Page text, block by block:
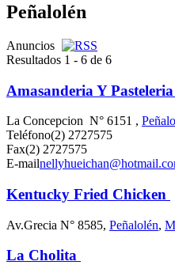
Peñalolén
Anuncios
Resultados 1 - 6 de 6
Amasanderia Y
La Concepcion N° 6151 ,
Teléfono(2) 2727575
Fax(2) 2727575
E-mail
Kentucky Fried Chicken
Av.Grecia N° 8585, Peñalolén,
La Cholita